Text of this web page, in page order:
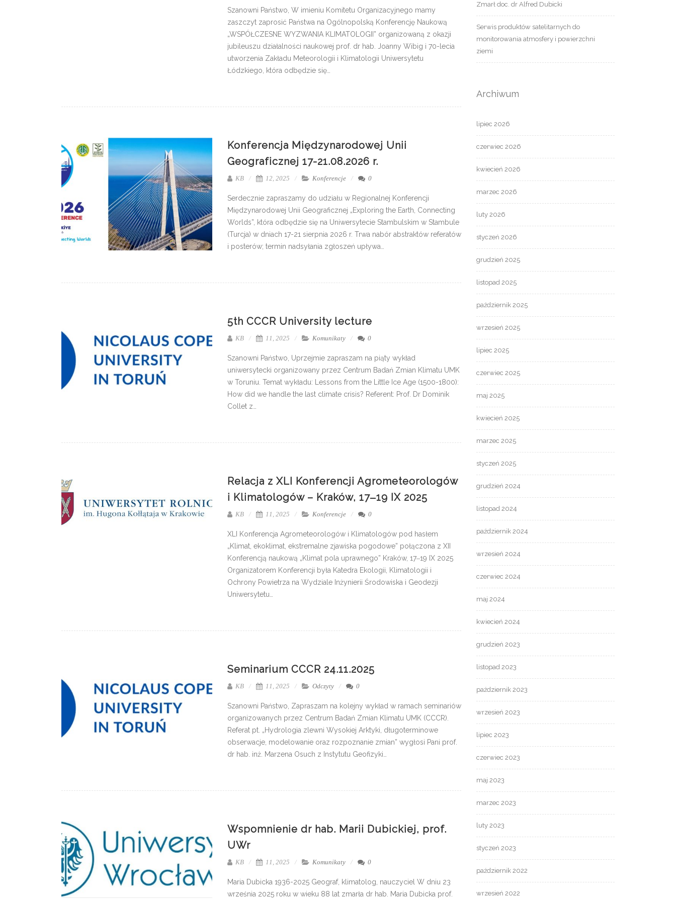
Szanowni Państwo, W imieniu Komitetu Organizacyjnego mamy
zaszczyt zaprosić Państwa na Ogólnopolską Konferencję Naukową
„WSPÓŁCZESNE WYZWANIA KLIMATOLOGII” organizowaną z okazji
jubileuszu działalności naukowej prof. dr hab. Joanny Wibig i 70-lecia
utworzenia Zakładu Meteorologii i Klimatologii Uniwersytetu
Łódzkiego, która odbędzie się…
Konferencja Międzynarodowej Unii
Geograficznej 17-21.08.2026 r.
KB 12, 2025 Konferencje 0
Serdecznie zapraszamy do udziału w Regionalnej Konferencji
Międzynarodowej Unii Geograficznej „Exploring the Earth, Connecting
Worlds”, która odbędzie się na Uniwersytecie Stambulskim w Stambule
(Turcja) w dniach 17-21 sierpnia 2026 r. Trwa nabór abstraktów referatów
i posterów; termin nadsyłania zgłoszeń upływa…
5th CCCR University lecture
KB 11, 2025 Komunikaty 0
Szanowni Państwo, Uprzejmie zapraszam na piąty wykład
uniwersytecki organizowany przez Centrum Badań Zmian Klimatu UMK
w Toruniu. Temat wykładu: Lessons from the Little Ice Age (1500-1800):
How did we handle the last climate crisis? Referent: Prof. Dr Dominik
Collet z…
Relacja z XLI Konferencji Agrometeorologów
i Klimatologów – Kraków, 17‒19 IX 2025
KB 11, 2025 Konferencje 0
XLI Konferencja Agrometeorologów i Klimatologów pod hasłem
„Klimat, ekoklimat, ekstremalne zjawiska pogodowe” połączona z XII
Konferencją naukową „Klimat pola uprawnego” Kraków, 17‒19 IX 2025
Organizatorem Konferencji była Katedra Ekologii, Klimatologii i
Ochrony Powietrza na Wydziale Inżynierii Środowiska i Geodezji
Uniwersytetu…
Seminarium CCCR 24.11.2025
KB 11, 2025 Odczyty 0
Szanowni Państwo, Zapraszam na kolejny wykład w ramach seminariów
organizowanych przez Centrum Badań Zmian Klimatu UMK (CCCR).
Referat pt. „Hydrologia zlewni Wysokiej Arktyki, długoterminowe
obserwacje, modelowanie oraz rozpoznanie zmian” wygłosi Pani prof.
dr hab. inż. Marzena Osuch z Instytutu Geofizyki…
Wspomnienie dr hab. Marii Dubickiej, prof.
UWr
KB 11, 2025 Komunikaty 0
Maria Dubicka 1936-2025 Geograf, klimatolog, nauczyciel W dniu 23
września 2025 roku w wieku 88 lat zmarła dr hab. Maria Dubicka prof.
Zmarł doc. dr Alfred Dubicki
Serwis produktów satelitarnych do
monitorowania atmosfery i powierzchni
ziemi
Archiwum
lipiec 2026
czerwiec 2026
kwiecień 2026
marzec 2026
luty 2026
styczeń 2026
grudzień 2025
listopad 2025
październik 2025
wrzesień 2025
lipiec 2025
czerwiec 2025
maj 2025
kwiecień 2025
marzec 2025
styczeń 2025
grudzień 2024
listopad 2024
październik 2024
wrzesień 2024
czerwiec 2024
maj 2024
kwiecień 2024
grudzień 2023
listopad 2023
październik 2023
wrzesień 2023
lipiec 2023
czerwiec 2023
maj 2023
marzec 2023
luty 2023
styczeń 2023
październik 2022
wrzesień 2022